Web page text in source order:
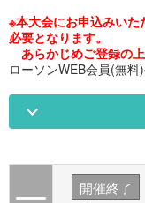
※本大会にお申込みい
必要となります。
あらかじめご登録の
ローソンWEB会員(無料
開催終了